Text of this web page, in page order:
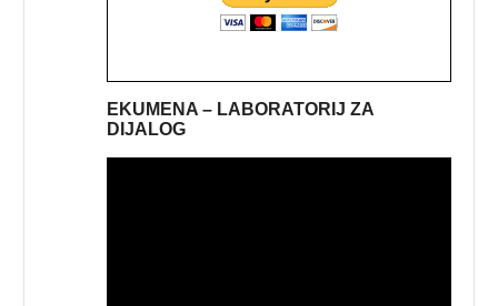
EKUMENA – LABORATORIJ ZA
DIJALOG